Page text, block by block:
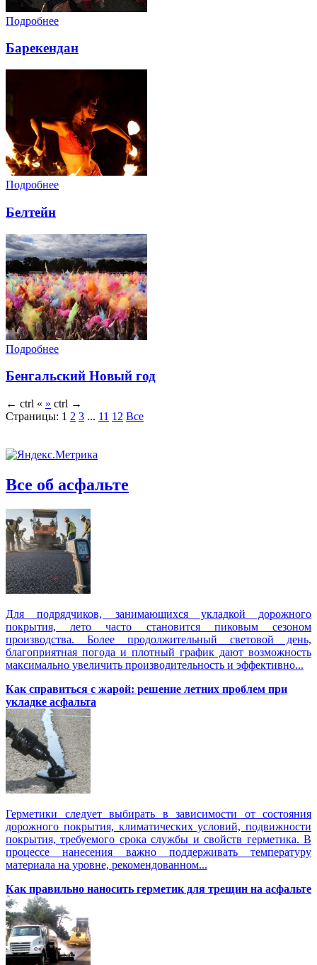
Подробнее
Барекендан
Подробнее
Белтейн
Подробнее
Бенгальский Новый год
← ctrl « » ctrl →
Страницы: 1 2 3 ... 11 12 Все
Все об асфальте
Для подрядчиков, занимающихся укладкой дорожного
покрытия, лето часто становится пиковым сезоном
производства. Более продолжительный световой день,
благоприятная погода и плотный график дают возможность
максимально увеличить производительность и эффективно...
Как справиться с жарой: решение летних проблем при
укладке асфальта
Герметики следует выбирать в зависимости от состояния
дорожного покрытия, климатических условий, подвижности
покрытия, требуемого срока службы и свойств герметика. В
процессе нанесения важно поддерживать температуру
материала на уровне, рекомендованном...
Как правильно наносить герметик для трещин на асфальте